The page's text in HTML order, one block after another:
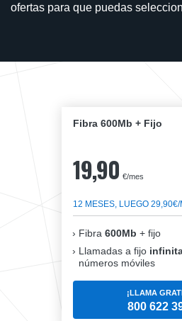
ofertas para que puedas
Fibra 600Mb + Fijo
19,90 €/mes
12 MESES, LUEGO 29,90€/
Fibra 600Mb + fijo
Llamadas a fijo
números móviles
¡LLAMA
800 622